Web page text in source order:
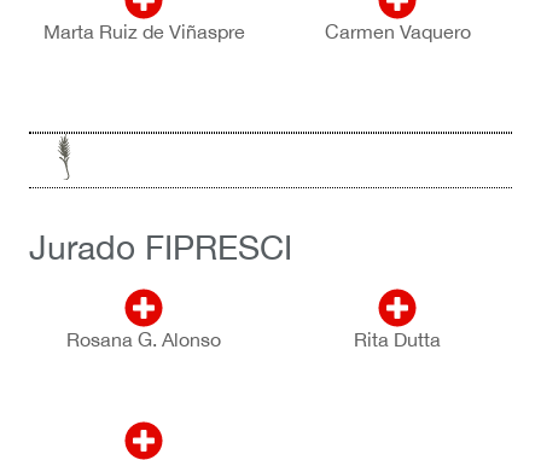
Marta Ruiz de Viñaspre Carmen Vaquero
Jurado FIPRESCI
Rosana G. Alonso Rita Dutta